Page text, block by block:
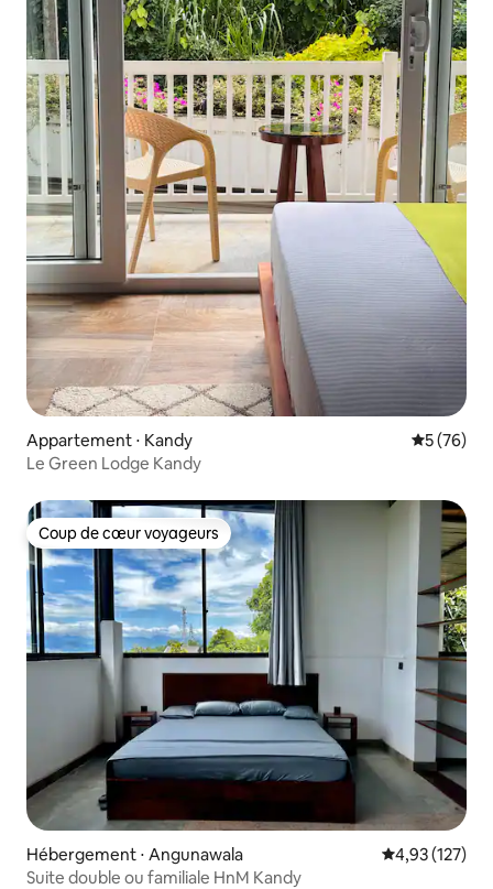
Appartement ⋅ Kandy
5 (76)
Le Green Lodge Kandy
Coup de cœur voyageurs
Coup de cœur voyageurs
Hébergement ⋅ Angunawala Évaluation
4,93 (127)
Suite double ou familiale HnM Kandy